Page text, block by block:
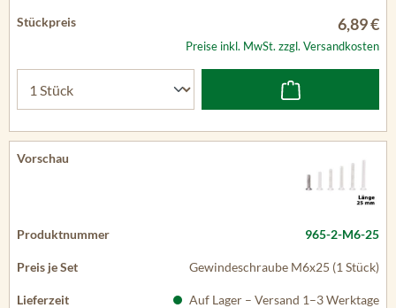
6,89 €
Preise inkl. MwSt. zzgl. Versandkosten
965-2-M6-25
Gewindeschraube M6x25 (1 Stück)
Auf Lager – Versand 1–3 Werktage